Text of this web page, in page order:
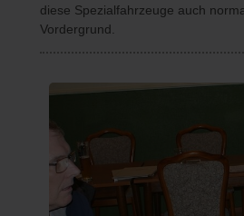
diese Spezialfahrzeuge auch
Vordergrund.